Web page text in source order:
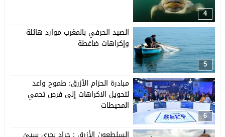
4
5
الصيد الحرفي بالمغرب موارد هائلة
وإكراهات ضاغطة
6
مبادرة الحزام الأزرق: طموح واعد
لتحويل الاكراهات إلى فرص تحمي
المحيطات